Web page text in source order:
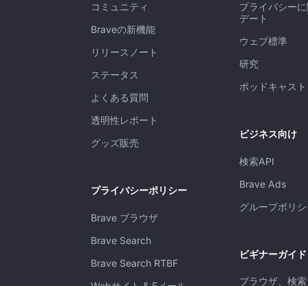
コミュニティ
Braveの新機能
リリースノート
ステータス
よくある質問
透明性レポート
グッズ販売
プライバシーポリシー
Brave ブラウザ
Brave Search
Brave Search RTBF
プライバシー
デート
ウェブ標準
研究
ポッドキャスト
ビジネス向け
検索API
Brave Ads
グループポリ
ビギナーガイド
ブラウザ、検